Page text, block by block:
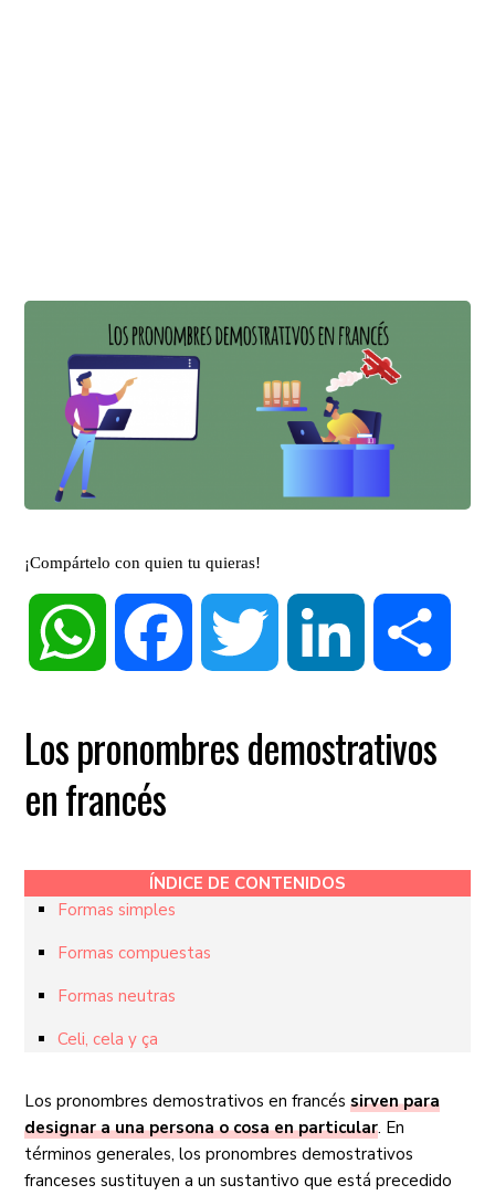
¡Compártelo con quien tu quieras!
WhatsApp Facebook Twitter LinkedIn
Los pronombres demostrativos
en francés
ÍNDICE DE CONTENIDOS
Formas simples
Formas compuestas
Formas neutras
Celi, cela y ça
Los pronombres demostrativos en francéssirven para
designar a una persona o cosa en particular. En
términos generales, los pronombres demostrativos
franceses sustituyen a un sustantivo que está precedido